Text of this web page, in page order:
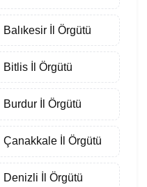
Balıkesir İl Örgütü
Bitlis İl Örgütü
Burdur İl Örgütü
Çanakkale İl Örgütü
Denizli İl Örgütü